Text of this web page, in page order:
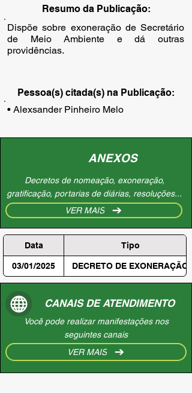
Resumo da Publicação:
Dispõe sobre exoneração de Secretário
de Meio Ambiente e dá outras
providências.
Pessoa(s) citada(s) na Publicação:
• Alexsander Pinheiro Melo
ANEXOS
Decretos de nomeação, exoneração,
gratificação, portarias de diárias, resoluções...
VER MAIS
Data Tipo
03/01/2025 DECRETO DE EXONERAÇÃO
CANAIS DE ATENDIMENTO
Você pode realizar manifestações nos
seguintes canais
VER MAIS